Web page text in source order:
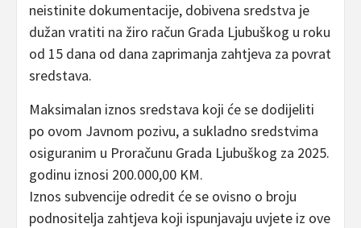
neistinite dokumentacije, dobivena sredstva je
dužan vratiti na žiro račun Grada Ljubuškog u roku
od 15 dana od dana zaprimanja zahtjeva za povrat
sredstava.
Maksimalan iznos sredstava koji će se dodijeliti
po ovom Javnom pozivu, a sukladno sredstvima
osiguranim u Proračunu Grada Ljubuškog za 2025.
godinu iznosi 200.000,00 KM.
Iznos subvencije odredit će se ovisno o broju
podnositelja zahtjeva koji ispunjavaju uvjete iz ove